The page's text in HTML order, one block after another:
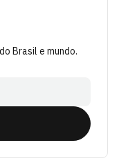
Brasil e mundo.